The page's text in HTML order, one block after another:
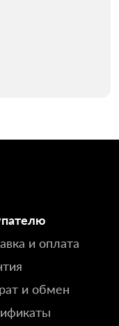
и оплата
и обмен